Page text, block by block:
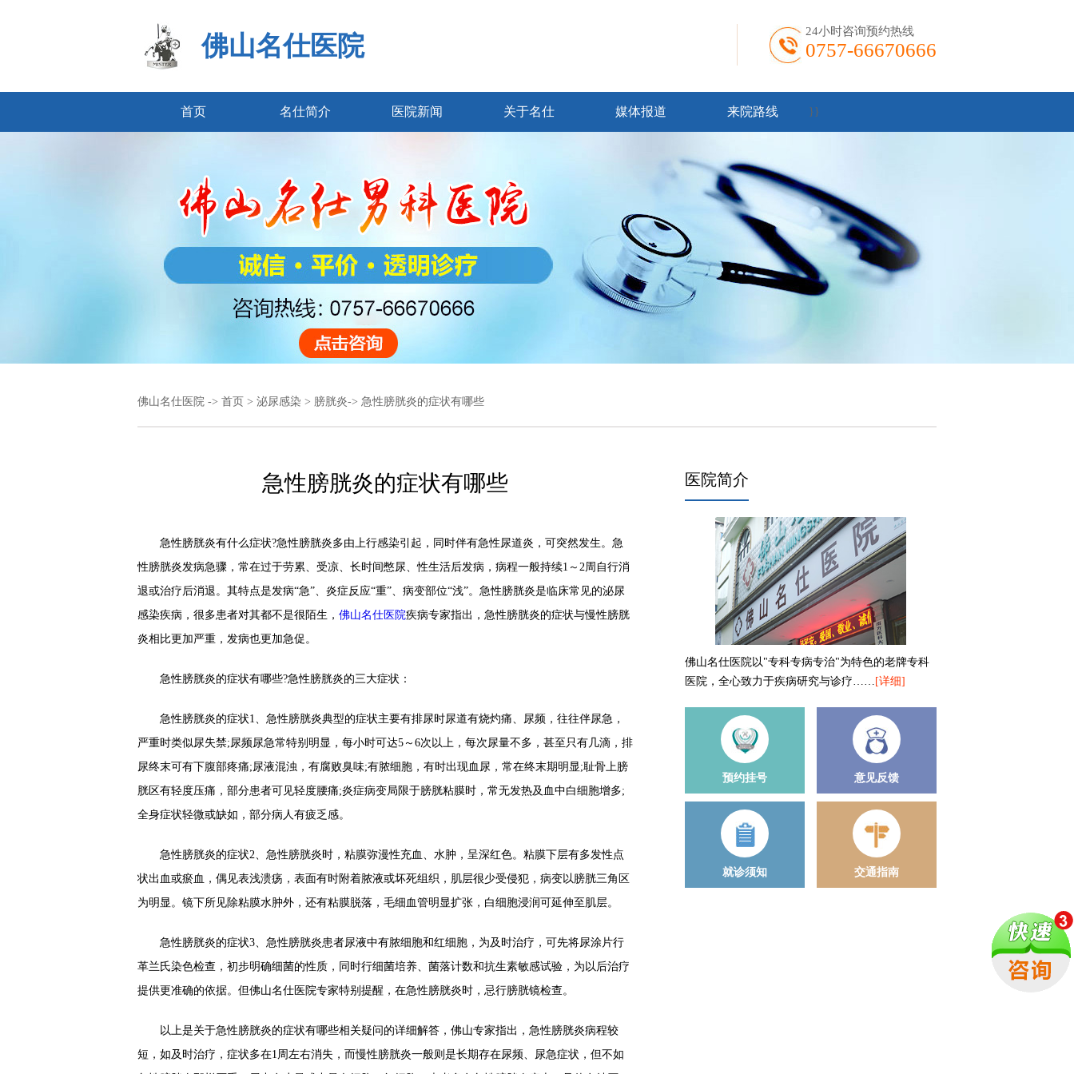
佛山名仕医院 24小时咨询预约热线
0757-66670666
首页 名仕简介 医院新闻 关于名仕 } }
媒体报道 来院路线
佛山名仕医院 -> 首页 > 泌尿感染 > 膀胱炎-> 急性膀胱炎的症状有哪些
急性膀胱炎的症状有哪些
急性膀胱炎有什么症状?急性膀胱炎多由上行感染引起，同时伴有急性尿道炎，可突然发生。急
性膀胱炎发病急骤，常在过于劳累、受凉、长时间憋尿、性生活后发病，病程一般持续1～2周自行消
退或治疗后消退。其特点是发病“急”、炎症反应“重”、病变部位“浅”。急性膀胱炎是临床常见的泌尿
感染疾病，很多患者对其都不是很陌生， 佛山名仕医院疾病专家指出，急性膀胱炎的症状与慢性膀胱
炎相比更加严重，发病也更加急促。
急性膀胱炎的症状有哪些?急性膀胱炎的三大症状：
急性膀胱炎的症状1、急性膀胱炎典型的症状主要有排尿时尿道有烧灼痛、尿频，往往伴尿急，
严重时类似尿失禁;尿频尿急常特别明显，每小时可达5～6次以上，每次尿量不多，甚至只有几滴，排
尿终末可有下腹部疼痛;尿液混浊，有腐败臭味;有脓细胞，有时出现血尿，常在终末期明显;耻骨上膀
胱区有轻度压痛，部分患者可见轻度腰痛;炎症病变局限于膀胱粘膜时，常无发热及血中白细胞增多;
全身症状轻微或缺如，部分病人有疲乏感。
急性膀胱炎的症状2、急性膀胱炎时，粘膜弥漫性充血、水肿，呈深红色。粘膜下层有多发性点
状出血或瘀血，偶见表浅溃疡，表面有时附着脓液或坏死组织，肌层很少受侵犯，病变以膀胱三角区
为明显。镜下所见除粘膜水肿外，还有粘膜脱落，毛细血管明显扩张，白细胞浸润可延伸至肌层。
急性膀胱炎的症状3、急性膀胱炎患者尿液中有脓细胞和红细胞，为及时治疗，可先将尿涂片行
革兰氏染色检查，初步明确细菌的性质，同时行细菌培养、菌落计数和抗生素敏感试验，为以后治疗
提供更准确的依据。但佛山名仕医院专家特别提醒，在急性膀胱炎时，忌行膀胱镜检查。
以上是关于急性膀胱炎的症状有哪些相关疑问的详细解答，佛山专家指出，急性膀胱炎病程较
短，如及时治疗，症状多在1周左右消失，而慢性膀胱炎一般则是长期存在尿频、尿急症状，但不如
医院简介
佛山名仕医院以"专科专病专治"为特色的老牌专科
医院，全心致力于疾病研究与诊疗…… [详细]
预约挂号 意见反馈
就诊须知 交通指南